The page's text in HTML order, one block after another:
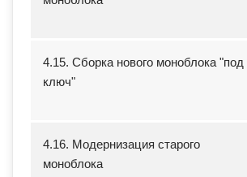
4.15. Сборка нового моноблока "под
ключ"
4.16. Модернизация старого
моноблока